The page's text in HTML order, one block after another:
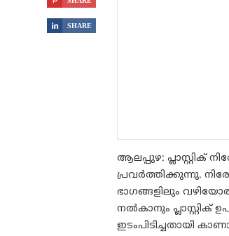
 SHARE
ആലപ്പുഴ: പ്ലാസ്റ്റിക്
പ്രവർത്തിക്കുന്നു.
ഭാഗങ്ങളിലും
നൽകാനും പ്ലാസ്റ്റിക്
ഇടംപിടിച്ചതായി